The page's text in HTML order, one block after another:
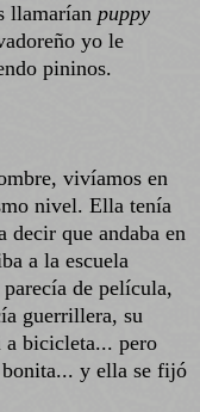
llamarían puppy
yo le
pininos.
vivíamos en
nivel. Ella tenía
decir que andaba en
a la escuela
de película,
guerrillera, su
a bicicleta... pero
y ella se fijó